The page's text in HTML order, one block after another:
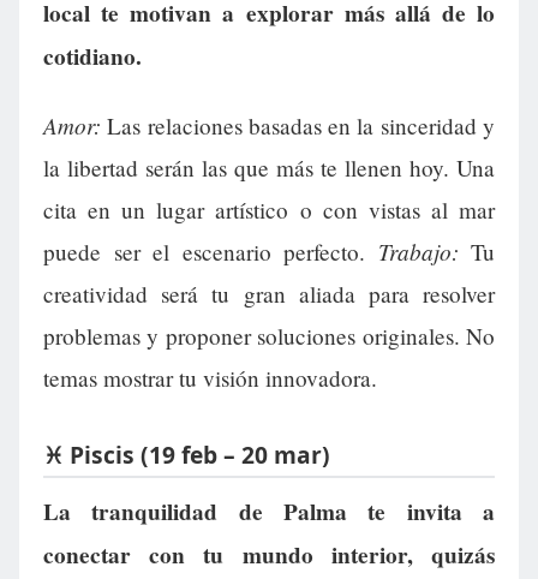
local te motivan a explorar más allá de lo
cotidiano.
Amor: Las relaciones basadas en la sinceridad y
la libertad serán las que más te llenen hoy. Una
cita en un lugar artístico o con vistas al mar
puede ser el escenario perfecto. Trabajo: Tu
creatividad será tu gran aliada para resolver
problemas y proponer soluciones originales. No
temas mostrar tu visión innovadora.
♓ Piscis (19 feb – 20 mar)
La tranquilidad de Palma te invita a
conectar con tu mundo interior, quizás